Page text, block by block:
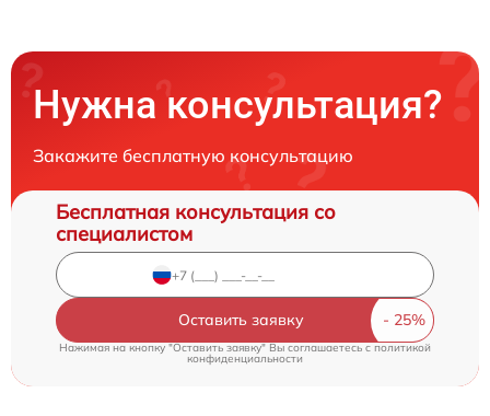
Нужна консультация?
Закажите бесплатную консультацию
Бесплатная консультация со
специалистом
Оставить заявку
Нажимая на кнопку "Оставить заявку" Вы соглашаетесь c политикой
конфиденциальности